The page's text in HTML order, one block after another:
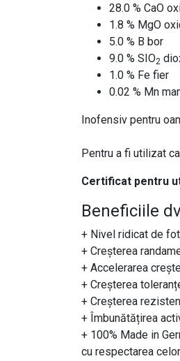
28.0 % CaO
1.8 % MgO
5.0 % B bor
9.0 % SIO2
1.0 % Fe fier
0.02 % Mn
Inofensiv pentru
Pentru a fi utilizat
Certificat pentru
Beneficiile
+ Nivel ridicat de
+ Creșterea
+ Accelerarea
+ Creșterea
+ Creșterea
+ Îmbunătățirea
+ 100% Made in
cu respectarea